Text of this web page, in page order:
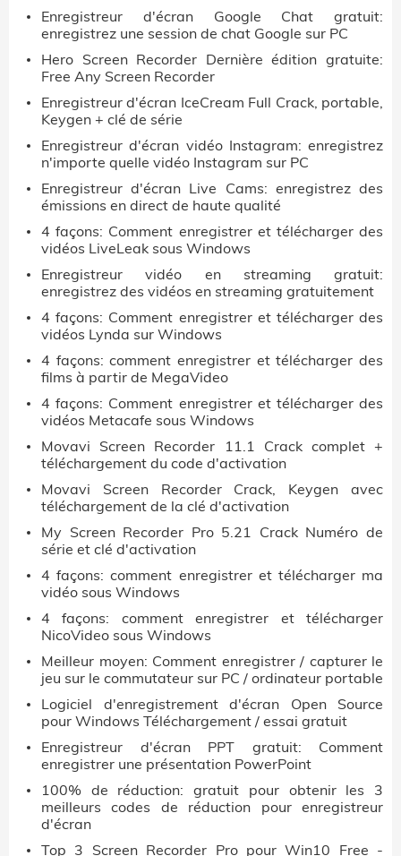
Enregistreur d'écran Google Chat gratuit:
enregistrez une session de chat Google sur PC
Hero Screen Recorder Dernière édition gratuite:
Free Any Screen Recorder
Enregistreur d'écran IceCream Full Crack, portable,
Keygen + clé de série
Enregistreur d'écran vidéo Instagram: enregistrez
n'importe quelle vidéo Instagram sur PC
Enregistreur d'écran Live Cams: enregistrez des
émissions en direct de haute qualité
4 façons: Comment enregistrer et télécharger des
vidéos LiveLeak sous Windows
Enregistreur vidéo en streaming gratuit:
enregistrez des vidéos en streaming gratuitement
4 façons: Comment enregistrer et télécharger des
vidéos Lynda sur Windows
4 façons: comment enregistrer et télécharger des
films à partir de MegaVideo
4 façons: Comment enregistrer et télécharger des
vidéos Metacafe sous Windows
Movavi Screen Recorder 11.1 Crack complet +
téléchargement du code d'activation
Movavi Screen Recorder Crack, Keygen avec
téléchargement de la clé d'activation
My Screen Recorder Pro 5.21 Crack Numéro de
série et clé d'activation
4 façons: comment enregistrer et télécharger ma
vidéo sous Windows
4 façons: comment enregistrer et télécharger
NicoVideo sous Windows
Meilleur moyen: Comment enregistrer / capturer le
jeu sur le commutateur sur PC / ordinateur portable
Logiciel d'enregistrement d'écran Open Source
pour Windows Téléchargement / essai gratuit
Enregistreur d'écran PPT gratuit: Comment
enregistrer une présentation PowerPoint
100% de réduction: gratuit pour obtenir les 3
meilleurs codes de réduction pour enregistreur
d'écran
Top 3 Screen Recorder Pro pour Win10 Free -